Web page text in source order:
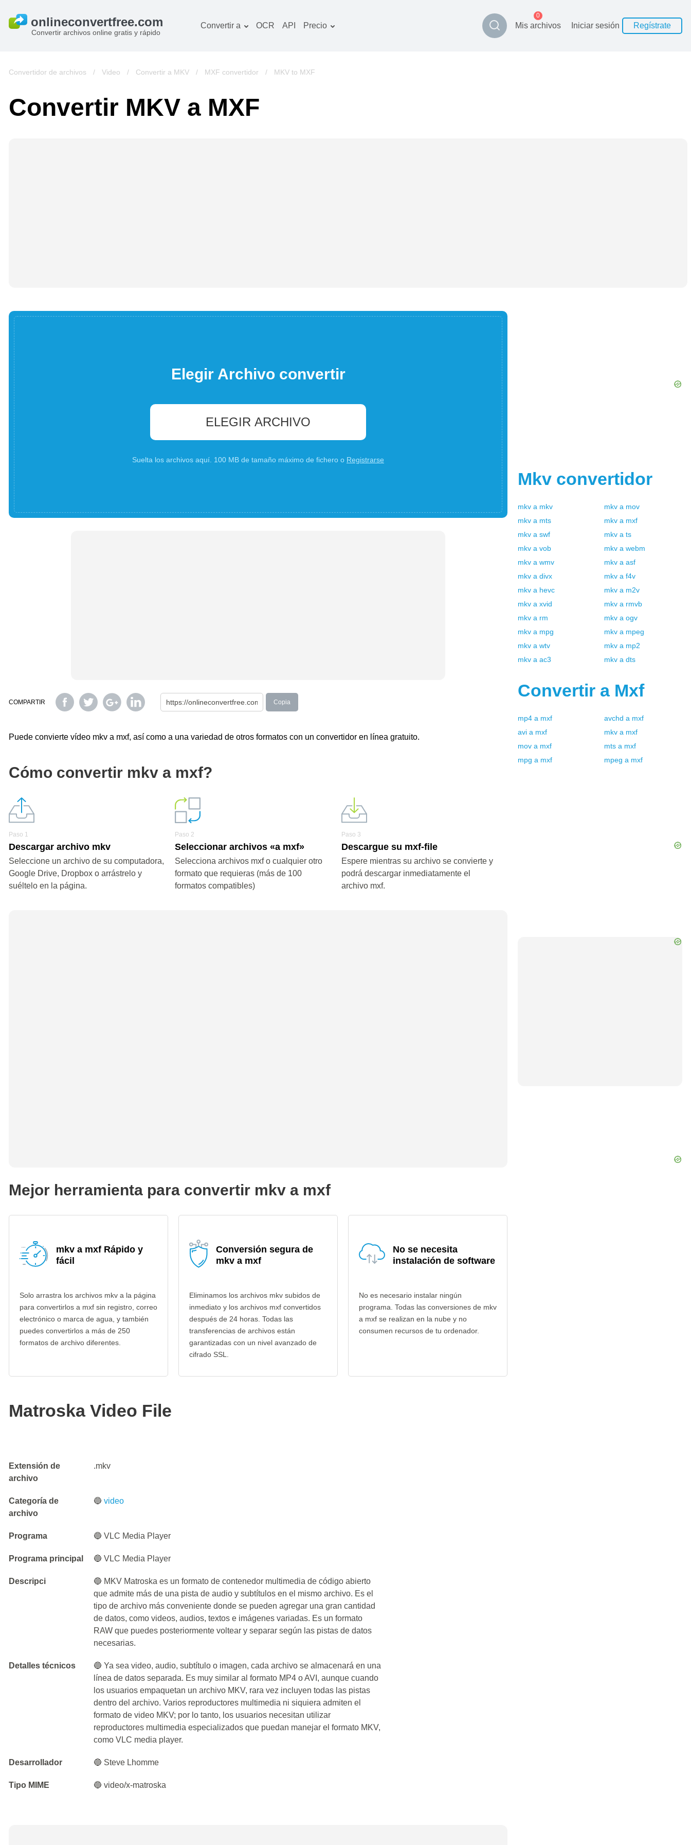
Convertir archivos online gratis y rápido
Convertir a
Imagines convertidor
Libros convertidor
OCR API Precio Mis archivos
0
Iniciar sesión Regístrate
Convertidor de archivos / Video / Convertir a MKV / MXF convertidor / MKV to MXF
Convertir MKV a MXF
Elegir Archivo convertir
ELEGIR ARCHIVO
Suelta los archivos aquí. 100 MB de tamaño máximo de fichero o Registrarse
COMPARTIR Copia
Puede convierte vídeo mkv a mxf, así como a una variedad de otros formatos con un convertidor en línea gratuito.
Cómo convertir mkv a mxf?
Paso 1
Descargar archivo mkv
Seleccione un archivo de su computadora,
Google Drive, Dropbox o arrástrelo y
suéltelo en la página.
Paso 2
Seleccionar archivos «a mxf»
Selecciona archivos mxf o cualquier otro
formato que requieras (más de 100
formatos compatibles)
Paso 3
Descargue su mxf-file
Espere mientras su archivo se convierte y
podrá descargar inmediatamente el
archivo mxf.
Mejor herramienta para convertir mkv a mxf
mkv a mxf Rápido y
fácil
Solo arrastra los archivos mkv a la página
para convertirlos a mxf sin registro, correo
electrónico o marca de agua, y también
puedes convertirlos a más de 250
formatos de archivo diferentes.
Conversión segura de
mkv a mxf
Eliminamos los archivos mkv subidos de
inmediato y los archivos mxf convertidos
después de 24 horas. Todas las
transferencias de archivos están
garantizadas con un nivel avanzado de
cifrado SSL.
No se necesita
instalación de software
No es necesario instalar ningún
programa. Todas las conversiones de mkv
a mxf se realizan en la nube y no
consumen recursos de tu ordenador.
Matroska Video File
Extensión de
archivo
.mkv
Categoría de
archivo
🔵video
Programa 🔵 VLC Media Player
Programa principal 🔵 VLC Media Player
Descripci
🔵 MKV Matroska es un formato de contenedor multimedia de código abierto
que admite más de una pista de audio y subtítulos en el mismo archivo. Es el
tipo de archivo más conveniente donde se pueden agregar una gran cantidad
de datos, como videos, audios, textos e imágenes variadas. Es un formato
RAW que puedes posteriormente voltear y separar según las pistas de datos
necesarias.
Detalles técnicos
🔵 Ya sea video, audio, subtítulo o imagen, cada archivo se almacenará en una
línea de datos separada. Es muy similar al formato MP4 o AVI, aunque cuando
los usuarios empaquetan un archivo MKV, rara vez incluyen todas las pistas
dentro del archivo. Varios reproductores multimedia ni siquiera admiten el
formato de video MKV; por lo tanto, los usuarios necesitan utilizar
reproductores multimedia especializados que puedan manejar el formato MKV,
como VLC media player.
Desarrollador 🔵 Steve Lhomme
Tipo MIME 🔵 video/x-matroska
Mkv convertidor
mkv a mkv mkv a mov
mkv a mts mkv a mxf
mkv a swf mkv a ts
mkv a vob mkv a webm
mkv a wmv mkv a asf
mkv a divx mkv a f4v
mkv a hevc mkv a m2v
mkv a xvid mkv a rmvb
mkv a rm mkv a ogv
mkv a mpg mkv a mpeg
mkv a wtv mkv a mp2
mkv a ac3 mkv a dts
Convertir a Mxf
mp4 a mxf avchd a mxf
avi a mxf mkv a mxf
mov a mxf mts a mxf
mpg a mxf mpeg a mxf